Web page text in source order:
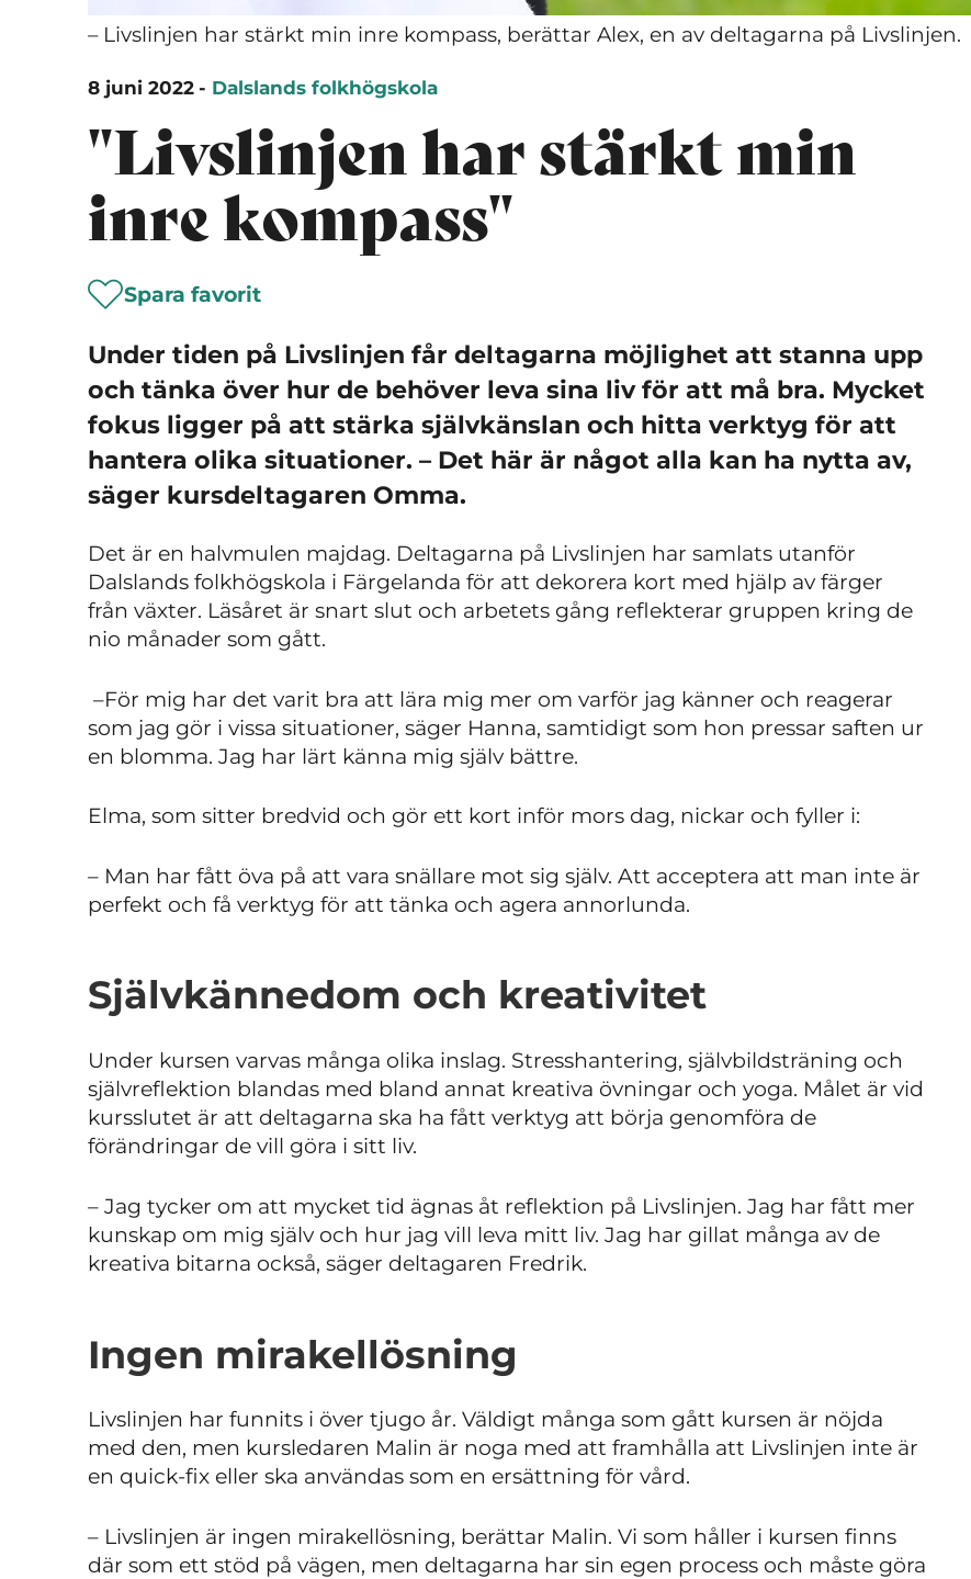
– Livslinjen har stärkt min inre kompass, berättar Alex, en av deltagarna på Livslinjen.
8 juni 2022 - Dalslands folkhögskola
"Livslinjen har stärkt min
inre kompass"
Spara favorit
Under tiden på Livslinjen får deltagarna möjlighet att stanna upp
och tänka över hur de behöver leva sina liv för att må bra. Mycket
fokus ligger på att stärka självkänslan och hitta verktyg för att
hantera olika situationer. – Det här är något alla kan ha nytta av,
säger kursdeltagaren Omma.
Det är en halvmulen majdag. Deltagarna på Livslinjen har samlats utanför
Dalslands folkhögskola i Färgelanda för att dekorera kort med hjälp av färger
från växter. Läsåret är snart slut och arbetets gång reflekterar gruppen kring de
nio månader som gått.
–För mig har det varit bra att lära mig mer om varför jag känner och reagerar
som jag gör i vissa situationer, säger Hanna, samtidigt som hon pressar saften ur
en blomma. Jag har lärt känna mig själv bättre.
Elma, som sitter bredvid och gör ett kort inför mors dag, nickar och fyller i:
– Man har fått öva på att vara snällare mot sig själv. Att acceptera att man inte är
perfekt och få verktyg för att tänka och agera annorlunda.
Självkännedom och kreativitet
Under kursen varvas många olika inslag. Stresshantering, självbildsträning och
självreflektion blandas med bland annat kreativa övningar och yoga. Målet är vid
kursslutet är att deltagarna ska ha fått verktyg att börja genomföra de
förändringar de vill göra i sitt liv.
– Jag tycker om att mycket tid ägnas åt reflektion på Livslinjen. Jag har fått mer
kunskap om mig själv och hur jag vill leva mitt liv. Jag har gillat många av de
kreativa bitarna också, säger deltagaren Fredrik.
Ingen mirakellösning
Livslinjen har funnits i över tjugo år. Väldigt många som gått kursen är nöjda
med den, men kursledaren Malin är noga med att framhålla att Livslinjen inte är
en quick-fix eller ska användas som en ersättning för vård.
– Livslinjen är ingen mirakellösning, berättar Malin. Vi som håller i kursen finns
där som ett stöd på vägen, men deltagarna har sin egen process och måste göra